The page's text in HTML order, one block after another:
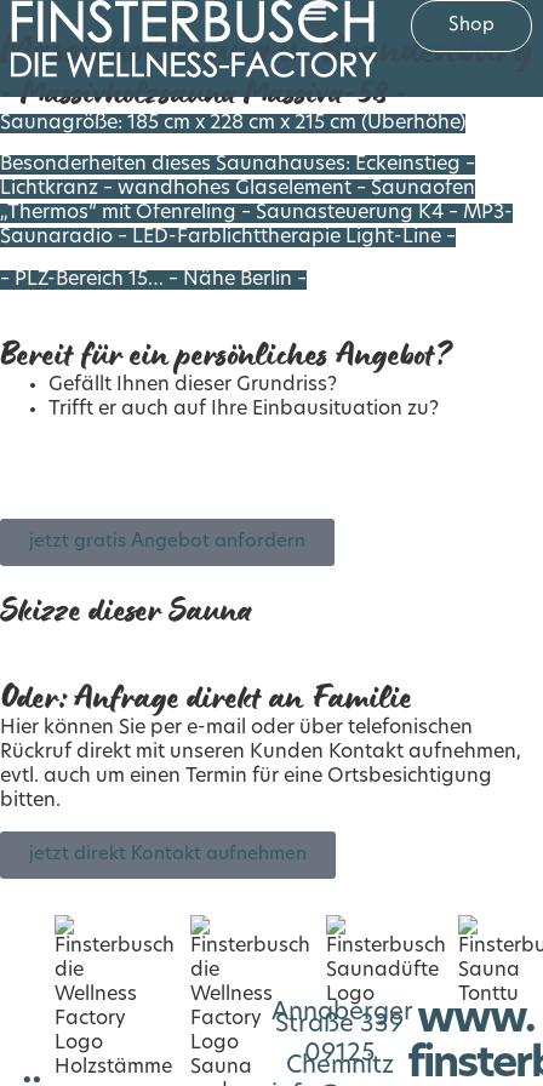
Shop
Massivholzsauna in Brandenburg
- Massivholzsauna Massiva-58 -
Saunagröße: 185 cm x 228 cm x 215 cm (Überhöhe)
Besonderheiten dieses Saunahauses: Eckeinstieg –
Lichtkranz – wandhohes Glaselement – Saunaofen
„Thermos“ mit Ofenreling – Saunasteuerung K4 – MP3-
Saunaradio – LED-Farblichttherapie Light-Line –
– PLZ-Bereich 15… – Nähe Berlin –
Bereit für ein persönliches Angebot?
Gefällt Ihnen dieser Grundriss?
Trifft er auch auf Ihre Einbausituation zu?
jetzt gratis Angebot anfordern
Skizze dieser Sauna
Oder: Anfrage direkt an Familie
Hier können Sie per e-mail oder über telefonischen
Rückruf direkt mit unseren Kunden Kontakt aufnehmen,
evtl. auch um einen Termin für eine Ortsbesichtigung
bitten.
jetzt direkt Kontakt aufnehmen
Annaberger
Straße 339
09125
Chemnitz
www.